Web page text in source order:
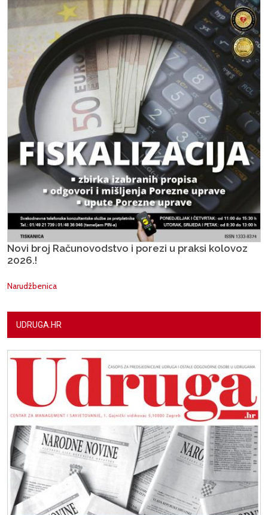
Novi broj Računovodstvo i porezi u praksi kolovoz
2026.!
Narudžbenica
UDRUGA.HR